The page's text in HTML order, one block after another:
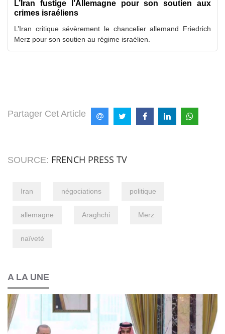
L’Iran fustige l’Allemagne pour son soutien aux
crimes israéliens
L’Iran critique sévèrement le chancelier allemand Friedrich
Merz pour son soutien au régime israélien.
Partager Cet Article
SOURCE: FRENCH PRESS TV
Iran négociations politique
allemagne Araghchi Merz
naïveté
A LA UNE